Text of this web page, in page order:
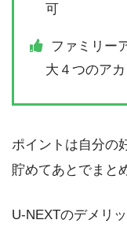
可
ファミリー
大４つのア
ポイントは自分の
貯めてあとでまと
U-NEXTのデメリ